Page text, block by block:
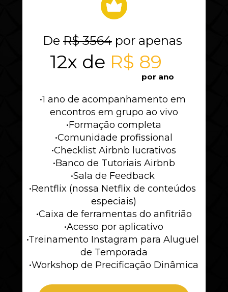
De R$ 3564 por apenas
12x de R$ 89
por ano
•1 ano de acompanhamento em
encontros em grupo ao vivo
•Formação completa
•Comunidade profissional
•Checklist Airbnb lucrativos
•Banco de Tutoriais Airbnb
•Sala de Feedback
•Rentflix (nossa Netflix de conteúdos
especiais)
•Caixa de ferramentas do anfitrião
•Acesso por aplicativo
•Treinamento Instagram para Aluguel
de Temporada
•Workshop de Precificação Dinâmica